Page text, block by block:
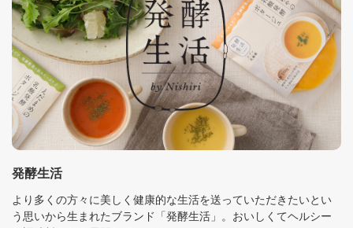
発酵生活
より多くの方々に美しく健康的な生活を送っていただきたいとい
う思いから生まれたブランド「発酵生活」。おいしくてヘルシー